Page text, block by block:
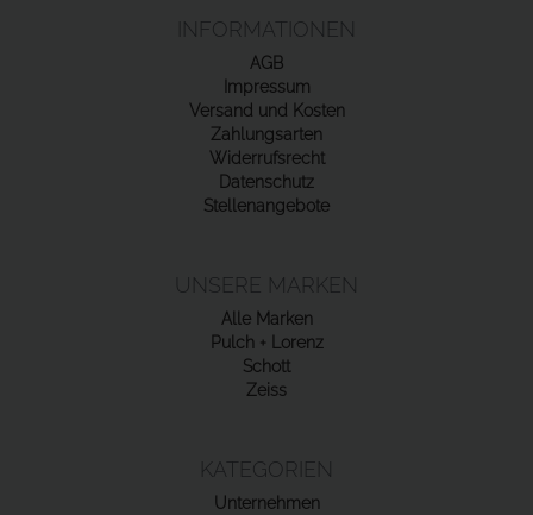
INFORMATIONEN
AGB
Impressum
Versand und Kosten
Zahlungsarten
Widerrufsrecht
Datenschutz
Stellenangebote
UNSERE MARKEN
Alle Marken
Pulch + Lorenz
Schott
Zeiss
KATEGORIEN
Unternehmen